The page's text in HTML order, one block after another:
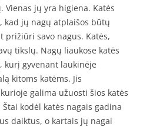
jų yra higiena. Katės
kad jų nagų atplaišos būtų
prižiūri savo nagus. Katės,
tikslų. Nagų liaukose katės
kurį gyvenant laukinėje
kitoms katėms. Jis
galima užuosti šios katės
kodėl katės nagais gadina
daiktus, o kartais jų nagai